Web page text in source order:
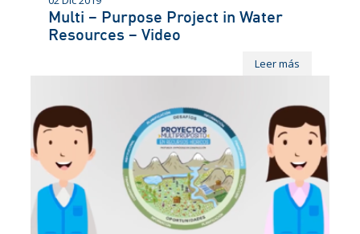
Multi – Purpose Project in Water
Resources – Video
Leer más